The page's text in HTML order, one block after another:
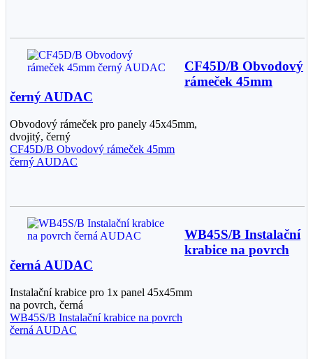
CF45D/B Obvodový
rámeček 45mm
černý AUDAC
Obvodový rámeček pro panely 45x45mm,
dvojitý, černý
CF45D/B Obvodový rámeček 45mm
černý AUDAC
WB45S/B Instalační
krabice na povrch
černá AUDAC
Instalační krabice pro 1x panel 45x45mm
na povrch, černá
WB45S/B Instalační krabice na povrch
černá AUDAC